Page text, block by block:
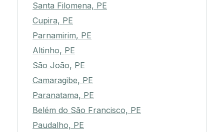
Santa Filomena, PE
Cupira, PE
Parnamirim, PE
Altinho, PE
São João, PE
Camaragibe, PE
Paranatama, PE
Belém do São Francisco, PE
Paudalho, PE